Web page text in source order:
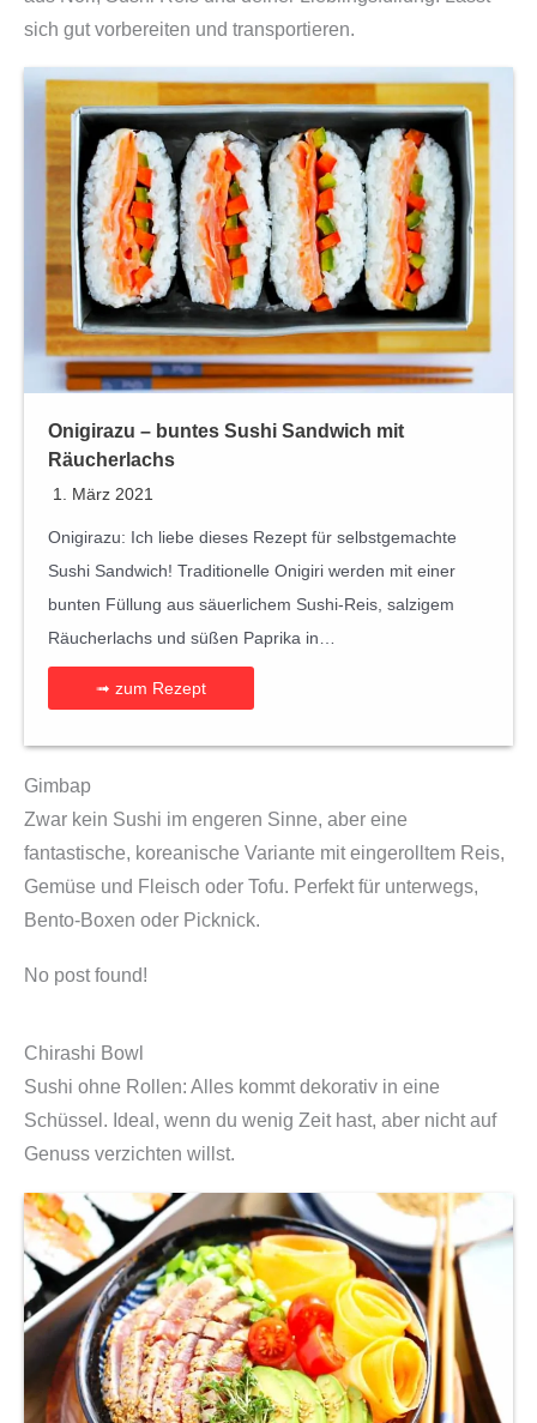
sich gut vorbereiten und transportieren.
Onigirazu – buntes Sushi Sandwich mit
Räucherlachs
1. März 2021
Onigirazu: Ich liebe dieses Rezept für selbstgemachte
Sushi Sandwich! Traditionelle Onigiri werden mit einer
bunten Füllung aus säuerlichem Sushi-Reis, salzigem
Räucherlachs und süßen Paprika in…
➟ zum Rezept
Gimbap
Zwar kein Sushi im engeren Sinne, aber eine
fantastische, koreanische Variante mit eingerolltem Reis,
Gemüse und Fleisch oder Tofu. Perfekt für unterwegs,
Bento-Boxen oder Picknick.
No post found!
Chirashi Bowl
Sushi ohne Rollen: Alles kommt dekorativ in eine
Schüssel. Ideal, wenn du wenig Zeit hast, aber nicht auf
Genuss verzichten willst.